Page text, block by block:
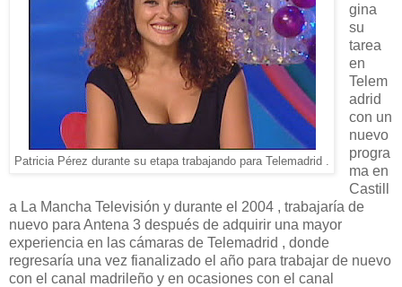
Patricia Pérez durante su etapa trabajando para Telemadrid .
gina
su
tarea
en
Telem
adrid
con un
nuevo
progra
ma en
Castill
a La Mancha Televisión y durante el 2004 , trabajaría de
nuevo para Antena 3 después de adquirir una mayor
experiencia en las cámaras de Telemadrid , donde
regresaría una vez fianalizado el año para trabajar de nuevo
con el canal madrileño y en ocasiones con el canal